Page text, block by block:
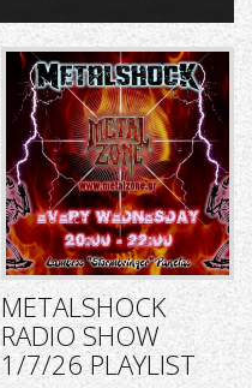
METALSHOCK
RADIO SHOW
1/7/26 PLAYLIST